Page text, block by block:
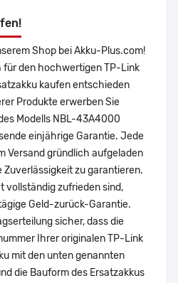
Shop bei Akku-Plus.com!
für den hochwertigen TP-Link
kaufen entschieden
Produkte erwerben Sie
Modells NBL-43A4000
einjährige Garantie. Jede
Versand gründlich aufgeladen
Zuverlässigkeit zu garantieren.
vollständig zufrieden sind,
Geld-zurück-Garantie.
sicher, dass die
Ihrer originalen TP-Link
mit den unten genannten
die Bauform des Ersatzakkus